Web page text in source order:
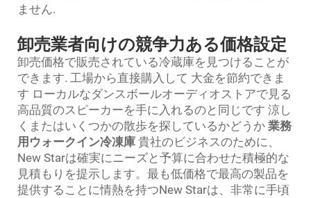
ません.
卸売業者向けの競争力ある価格設定
卸売価格で販売されている冷蔵庫を見つけることが
できます. 工場から直接購入して 大金を節約できま
す ローカルなダンスボールオーディオストアで見る
高品質のスピーカーを手に入れるのと同じです 涼し
くまたはいくつかの散歩を探しているかどうか 業務
用ウォークイン冷凍庫 貴社のビジネスのために、
New Starは確実にニーズと予算に合わせた積極的な
見積もりを提示します。最も低価格で最高の製品を
提供することに情熱を持つNew Starは、非常に手頃